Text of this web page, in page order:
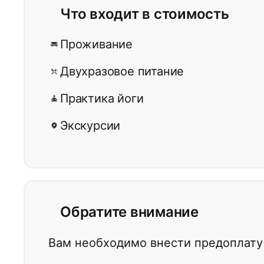
Что входит в стоимость
Проживание
Двухразовое питание
Практика йоги
Экскурсии
Обратите внимание
Вам необходимо внести